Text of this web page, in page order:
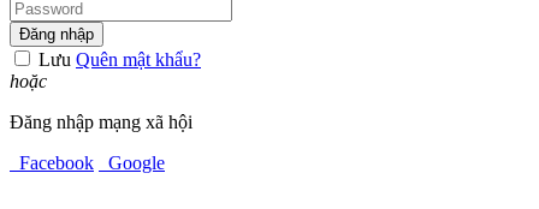
Đăng nhập
Lưu Quên mật khẩu?
hoặc
Đăng nhập mạng xã hội
Facebook
Google